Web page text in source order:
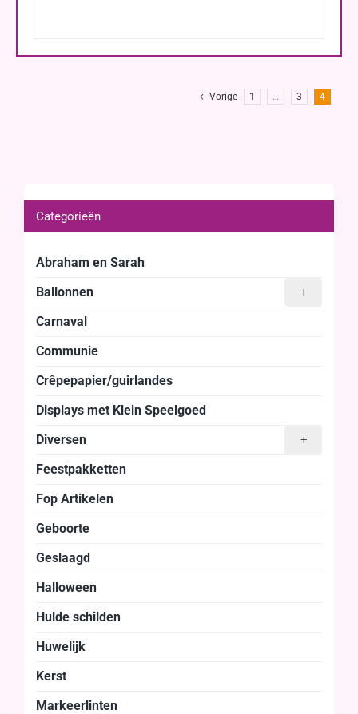
Vorige 1 … 3 4
Categorieën
Abraham en Sarah
+
Ballonnen
Carnaval
Communie
Crêpepapier/guirlandes
Displays met Klein Speelgoed
+
Diversen
Feestpakketten
Fop Artikelen
Geboorte
Geslaagd
Halloween
Hulde schilden
Huwelijk
Kerst
Markeerlinten